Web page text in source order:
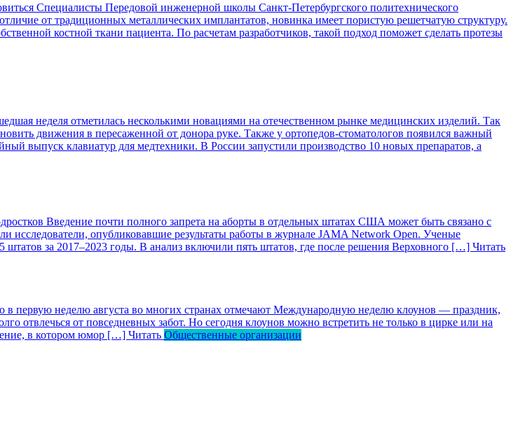
Специалисты Передовой инженерной школы Санкт-Петербургского политехнического
от традиционных металлических имплантатов, новинка имеет пористую решетчатую структуру.
костной ткани пациента. По расчетам разработчиков, такой подход поможет сделать протезы
неделя отметилась несколькими новациями на отечественном рынке медицинских изделий. Так
движения в пересаженной от донора руке. Также у ортопедов-стоматологов появился важный
выпуск клавиатур для медтехники. В России запустили производство 10 новых препаратов, а
Введение почти полного запрета на аборты в отдельных штатах США может быть связано с
исследователи, опубликовавшие результаты работы в журнале JAMA Network Open. Ученые
за 2017–2023 годы. В анализ включили пять штатов, где после решения Верховного […] Читать
в первую неделю августа во многих странах отмечают Международную неделю клоунов — праздник,
отвлечься от повседневных забот. Но сегодня клоунов можно встретить не только в цирке или на
в котором юмор […] Читать Общественные организации